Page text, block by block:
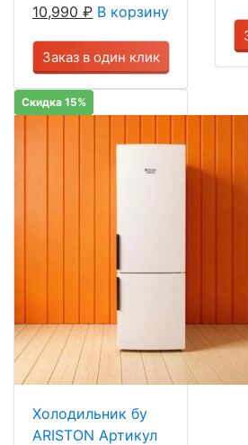
10,990 ₽ В корзину
Заказ в один клик
Скидка 15%
Холодильник бу
ARISTON Артикул